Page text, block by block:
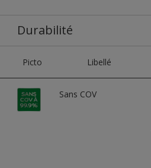
Durabilité
Picto Libellé
Sans COV